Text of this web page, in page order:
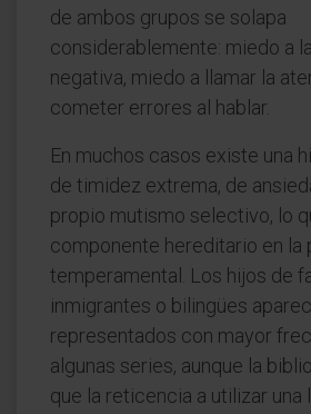
de ambos grupos se solapa
considerablemente: miedo a
negativa, miedo a llamar la
cometer errores al hablar.
En muchos casos existe una
de timidez extrema, de
propio mutismo selectivo, lo
componente hereditario en la
temperamental. Los hijos de
inmigrantes o bilingües
representados con mayor
algunas series, aunque la
que la reticencia a utilizar una